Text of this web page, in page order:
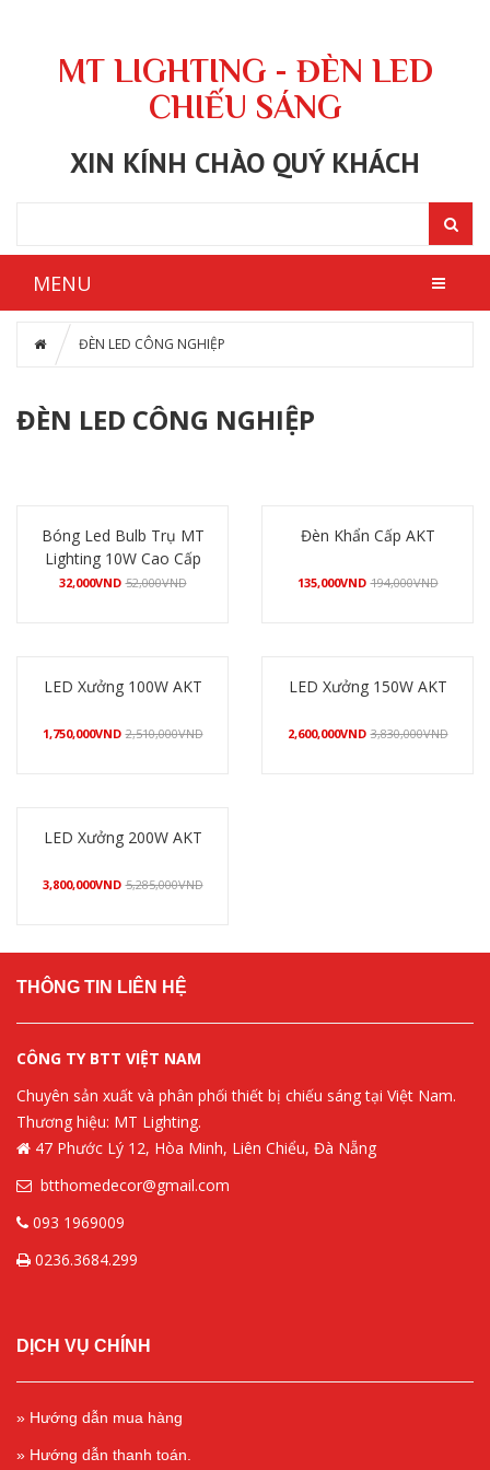
MT LIGHTING - ĐÈN LED
CHIẾU SÁNG
XIN KÍNH CHÀO QUÝ KHÁCH
MENU
ĐÈN LED CÔNG NGHIỆP
ĐÈN LED CÔNG NGHIỆP
Bóng Led Bulb Trụ MT
Lighting 10W Cao Cấp
32,000VND 52,000VND
Đèn Khẩn Cấp AKT
135,000VND 194,000VND
LED Xưởng 100W AKT
1,750,000VND 2,510,000VND
LED Xưởng 150W AKT
2,600,000VND 3,830,000VND
LED Xưởng 200W AKT
3,800,000VND 5,285,000VND
THÔNG TIN LIÊN HỆ
CÔNG TY BTT VIỆT NAM
Chuyên sản xuất và phân phối thiết bị chiếu sáng tại Việt Nam.
Thương hiệu: MT Lighting.
47 Phước Lý 12, Hòa Minh, Liên Chiểu, Đà Nẵng
btthomedecor@gmail.com
093 1969009
0236.3684.299
DỊCH VỤ CHÍNH
» Hướng dẫn mua hàng
» Hướng dẫn thanh toán.